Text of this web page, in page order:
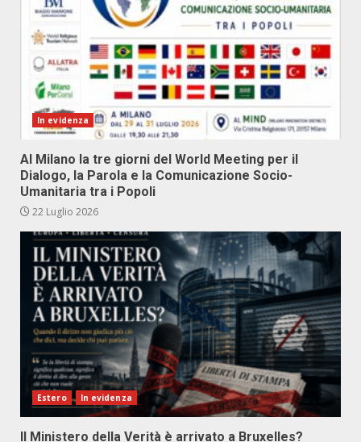
In evidenza
Al Milano la tre giorni del World Meeting per il
Dialogo, la Parola e la Comunicazione Socio-
Umanitaria tra i Popoli
22 Luglio 2026
Estero In evidenza
Il Ministero della Verità è arrivato a Bruxelles?